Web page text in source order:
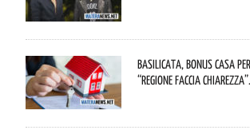
Basilicata, Bonus casa
“Regione faccia